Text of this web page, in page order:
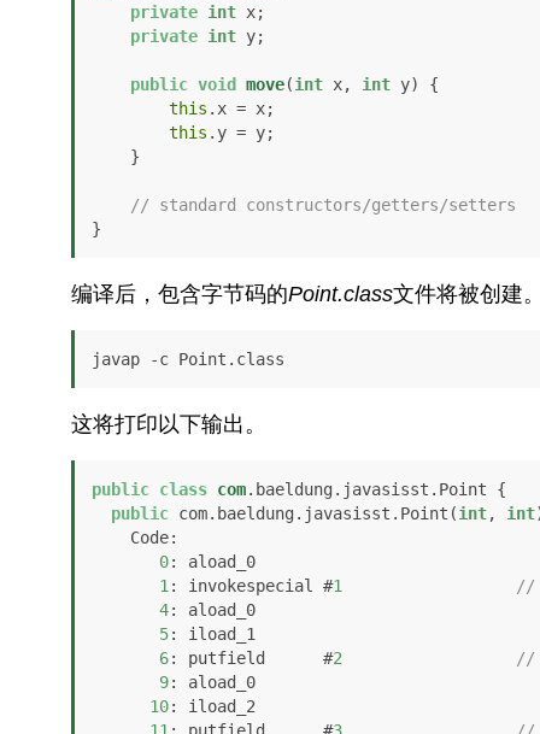
private int x;
private int y;
public void move(int x, int y)
{
this .x = x;
this .y = y;
// standard constructors/getters/setters
}
编译后，包含字节码的Point.class文件将被创建
javap -c Point.class
这将打印以下输出。
public class com.baeldung.javasisst.Point {
public com.baeldung.javasisst.Point(int, int
0: aload_0
1 : invokespecial #1
//
4: aload_0
5: iload_1
6: putfield      #2
//
9: aload_0
10: iload_2
11 : putfield      #3
//